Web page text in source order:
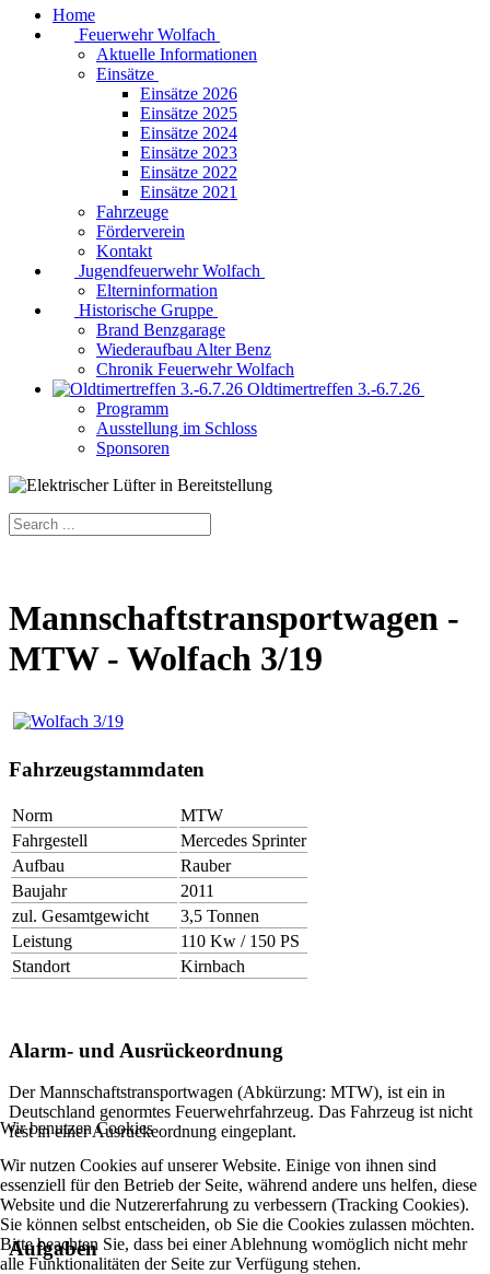
Home
Feuerwehr Wolfach
Aktuelle Informationen
Einsätze
Einsätze 2026
Einsätze 2025
Einsätze 2024
Einsätze 2023
Einsätze 2022
Einsätze 2021
Fahrzeuge
Förderverein
Kontakt
Jugendfeuerwehr Wolfach
Elterninformation
Historische Gruppe
Brand Benzgarage
Wiederaufbau Alter Benz
Chronik Feuerwehr Wolfach
Oldtimertreffen 3.-6.7.26
Programm
Ausstellung im Schloss
Sponsoren
Mannschaftstransportwagen -
MTW - Wolfach 3/19
Fahrzeugstammdaten
Norm
MTW
Fahrgestell
Mercedes Sprinter
Aufbau
Rauber
Baujahr
2011
zul. Gesamtgewicht
3,5 Tonnen
Leistung
110 Kw / 150 PS
Standort
Kirnbach
Alarm- und Ausrückeordnung
Der Mannschaftstransportwagen (Abkürzung: MTW), ist ein in
Deutschland genormtes Feuerwehrfahrzeug. Das Fahrzeug ist nicht
fest in einer Ausrückeordnung eingeplant.
Aufgaben
Wir benutzen Cookies
Wir nutzen Cookies auf unserer Website. Einige von ihnen sind
essenziell für den Betrieb der Seite, während andere uns helfen, diese
Website und die Nutzererfahrung zu verbessern (Tracking Cookies).
Sie können selbst entscheiden, ob Sie die Cookies zulassen möchten.
Bitte beachten Sie, dass bei einer Ablehnung womöglich nicht mehr
alle Funktionalitäten der Seite zur Verfügung stehen.